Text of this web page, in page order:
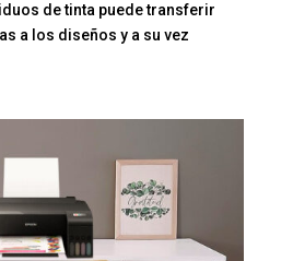
de tinta puede transferir
a los diseños y a su vez